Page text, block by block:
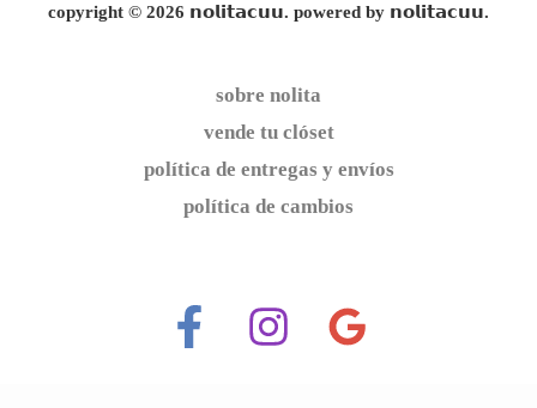
copyright © 2026 𝗻𝗼𝗹𝗶𝘁𝗮𝗰𝘂𝘂. powered by 𝗻𝗼𝗹𝗶𝘁𝗮𝗰𝘂𝘂.
sobre nolita
vende tu clóset
política de entregas y envíos
política de cambios